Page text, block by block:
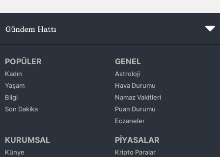
Giresun
Gümüşhane
Hakkari
Isparta
POPÜLER
Kadın
Yaşam
Bilgi
Son Dakika
GENEL
Astroloji
Hava Durumu
Namaz Vakitleri
Puan Durumu
Eczaneler
KURUMSAL
Künye
PİYASALAR
Kripto Paralar